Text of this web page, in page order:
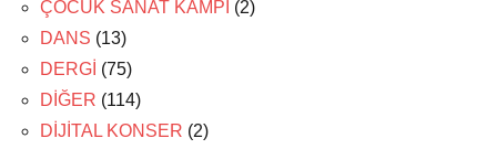
ÇOCUK SANAT KAMPI (2)
DANS (13)
DERGİ (75)
DİĞER (114)
DİJİTAL KONSER (2)